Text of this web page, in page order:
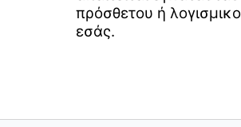
πρόσθετου ή
εσάς.